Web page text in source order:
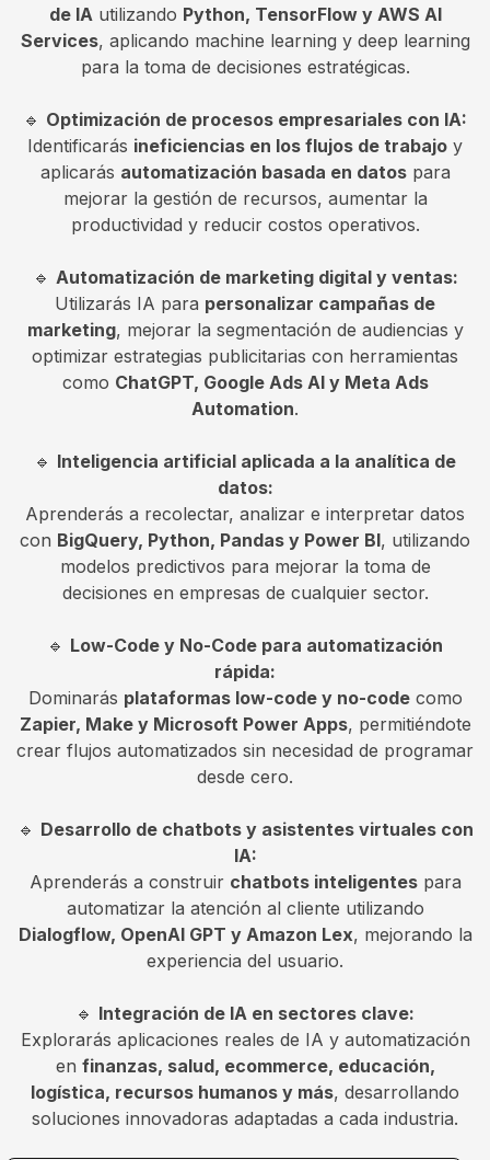
de IAutilizando Python, TensorFlow y AWS AI
Services, aplicando machine learning y deep learning
para la toma de decisiones estratégicas.
🔹 Optimización de procesos empresariales con IA:
Identificarás ineficiencias en los flujos de trabajo y
aplicarás automatización basada en datospara
mejorar la gestión de recursos, aumentar la
productividad y reducir costos operativos.
🔹 Automatización de marketing digital y ventas:
Utilizarás IA para personalizar campañas de
marketing, mejorar la segmentación de audiencias y
optimizar estrategias publicitarias con herramientas
como ChatGPT, Google Ads AI y Meta Ads
Automation.
🔹 Inteligencia artificial aplicada a la analítica de
datos:
Aprenderás a recolectar, analizar e interpretar datos
con BigQuery, Python, Pandas y Power BI, utilizando
modelos predictivos para mejorar la toma de
decisiones en empresas de cualquier sector.
🔹 Low-Code y No-Code para automatización
rápida:
Dominarás plataformas low-code y no-codecomo
Zapier, Make y Microsoft Power Apps, permitiéndote
crear flujos automatizados sin necesidad de programar
desde cero.
🔹 Desarrollo de chatbots y asistentes virtuales con
IA:
Aprenderás a construir chatbots inteligentespara
automatizar la atención al cliente utilizando
Dialogflow, OpenAI GPT y Amazon Lex, mejorando la
experiencia del usuario.
🔹 Integración de IA en sectores clave:
Explorarás aplicaciones reales de IA y automatización
en finanzas, salud, ecommerce, educación,
logística, recursos humanos y más, desarrollando
soluciones innovadoras adaptadas a cada industria.